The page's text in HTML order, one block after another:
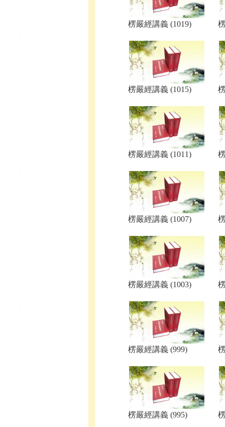
楞嚴經講義 (1019)
楞嚴經講義 (1015)
楞嚴經講義 (1011)
楞嚴經講義 (1007)
楞嚴經講義 (1003)
楞嚴經講義 (999)
楞嚴經講義 (995)